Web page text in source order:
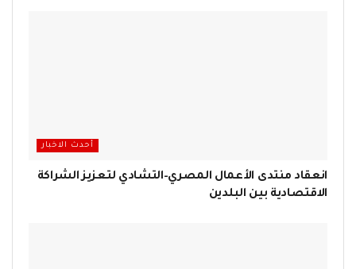
أحدث الاخبار
انعقاد منتدى الأعمال المصري–التشادي لتعزيز الشراكة
الاقتصادية بين البلدين